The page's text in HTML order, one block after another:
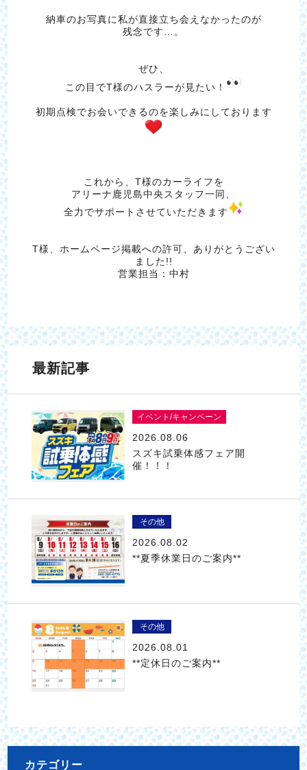
納車のお写真に私が直接立ち会えなかったのが
残念です…。
ぜひ、
この目でT様のハスラーが見たい！
初期点検でお会いできるのを楽しみにしております
これから、T様のカーライフを
アリーナ鹿児島中央スタッフ一同、
全力でサポートさせていただきます
T様、ホームページ掲載への許可、ありがとうござい
ました!!
営業担当：中村
最新記事
イベント/キャンペーン
2026.08.06
スズキ試乗体感フェア開
催！！！
その他
2026.08.02
**夏季休業日のご案内**
その他
2026.08.01
**定休日のご案内**
カテゴリー